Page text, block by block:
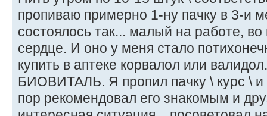
пропиваю примерно 1-ну пачку в 3-и
состоялось так... малый на работе,
сердце. И оно у меня стало
купить в аптеке корвалол или
БИОВИТАЛЬ. Я пропил пачку \ курс \
пор рекомендовал его знакомым и